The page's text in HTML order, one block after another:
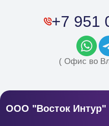
+7 951
( Офис во
ООО "Восток Интур"